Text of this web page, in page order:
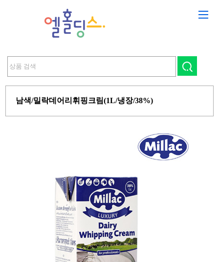
남색/밀락데어리휘핑크림(1L/냉장/38%)